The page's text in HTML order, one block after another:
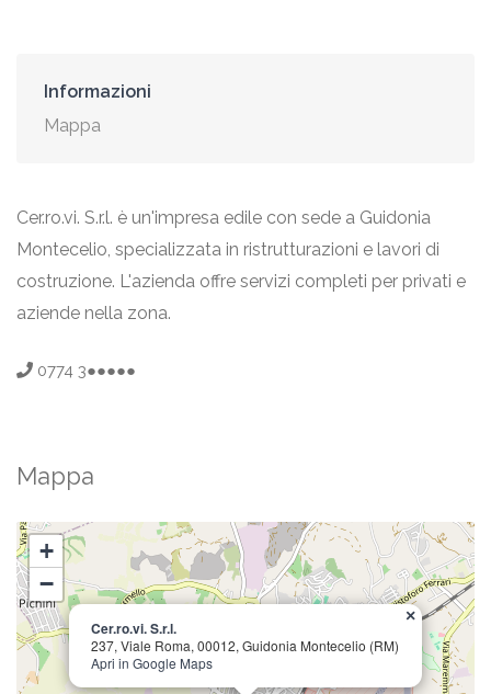
Informazioni
Mappa
Cer.ro.vi. S.r.l. è un'impresa edile con sede a Guidonia
Montecelio, specializzata in ristrutturazioni e lavori di
costruzione. L'azienda offre servizi completi per privati e
aziende nella zona.
0774 3●●●●●
Mappa
Cer.ro.vi. S.r.l.
237, Viale Roma, 00012, Guidonia Montecelio (RM)
Apri in Google Maps
×
+
−